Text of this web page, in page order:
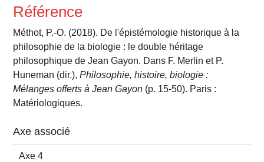
Référence
Méthot, P.-O. (2018). De l'épistémologie historique à la
philosophie de la biologie : le double héritage
philosophique de Jean Gayon. Dans F. Merlin et P.
Huneman (dir.),Philosophie, histoire, biologie :
Mélanges offerts à Jean Gayon (p. 15-50). Paris :
Matériologiques.
Axe associé
Axe 4